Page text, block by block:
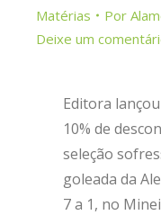
Matérias Por
Deixe um
Editora
10% de
seleção
goleada da
7 a 1, no